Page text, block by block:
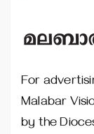
For
Malabar
by the